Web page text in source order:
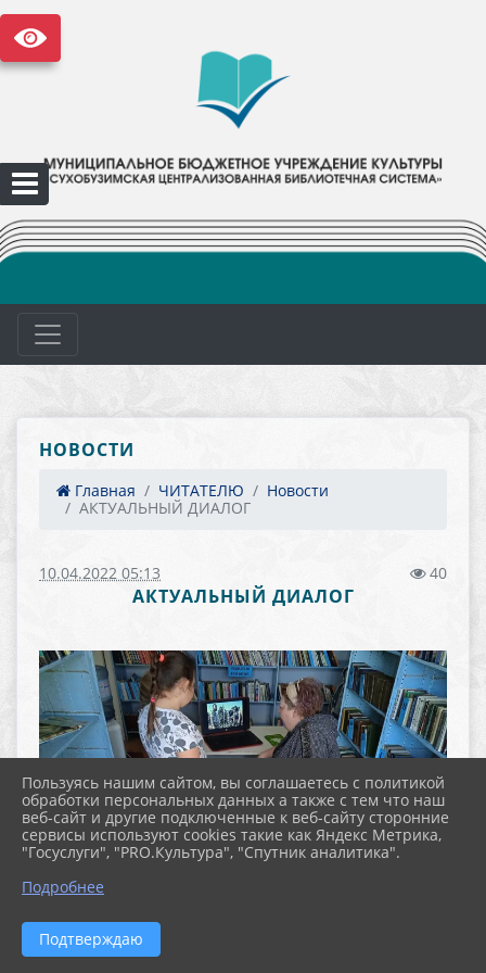
НОВОСТИ
Главная ЧИТАТЕЛЮ
Новости
АКТУАЛЬНЫЙ ДИАЛОГ
10.04.2022 05:13 40
АКТУАЛЬНЫЙ ДИАЛОГ
Пользуясь нашим сайтом, вы соглашаетесь с политикой
обработки персональных данных а также с тем что наш
веб-сайт и другие подключенные к веб-сайту сторонние
сервисы используют cookies такие как Яндекс Метрика,
"Госуслуги", "PRO.Культура", "Спутник аналитика".
Подробнее
Подтверждаю